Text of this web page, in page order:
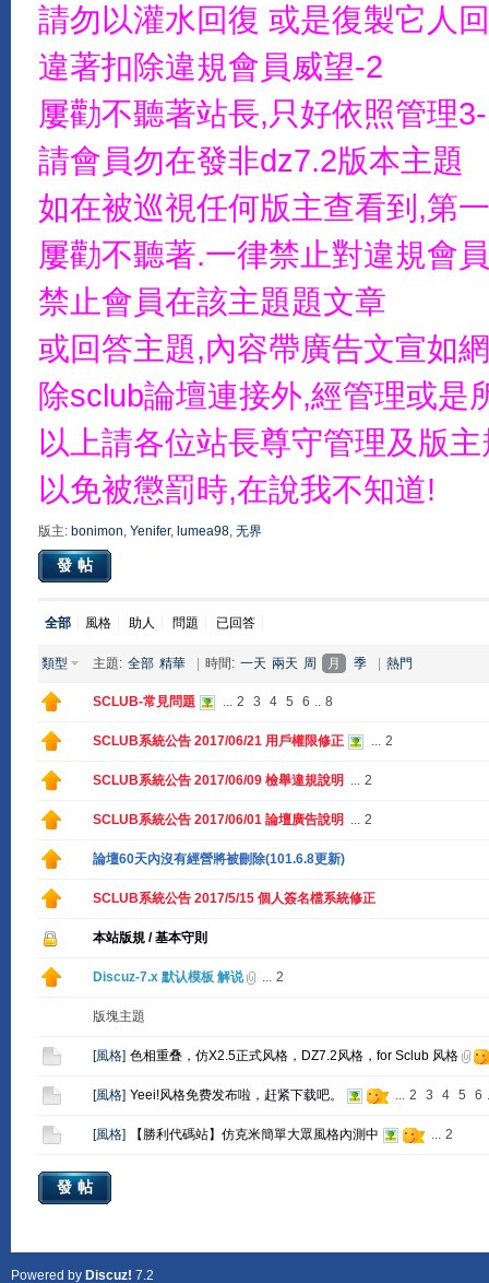
請勿以灌水回復 或是復製它人
違著扣除違規會員威望-2
屢勸不聽著站長,只好依照管理
請會員勿在發非dz7.2版本主題
如在被巡視任何版主查看到,第
屢勸不聽著.一律禁止對違規會
禁止會員在該主題題文章
或回答主題,內容帶廣告文宣如
除sclub論壇連接外,經管理或是
以上請各位站長尊守管理及版
以免被懲罰時,在說我不知道!
版主: bonimon, Yenifer, lumea98, 无界
發帖
全部 風格 助人 問題 已回答
類型 主題: 全部 精華 時間: 一天 兩天 周 月 季 熱門
SCLUB-常見問題 ... 2 3 4 5 6 .. 8
SCLUB系統公告 2017/06/21 用戶權限修正 ... 2
SCLUB系統公告 2017/06/09 檢舉違規說明 ... 2
SCLUB系統公告 2017/06/01 論壇廣告說明 ... 2
論壇60天內沒有經營將被刪除(101.6.8更新)
SCLUB系統公告 2017/5/15 個人簽名檔系統修正
本站版規 / 基本守則
Discuz-7.x 默认模板 解说 ... 2
版塊主題
[風格] 色相重叠，仿X2.5正式风格，DZ7.2风格，for Sclub 风格
[風格] Yeei!风格免费发布啦，赶紧下载吧。 ... 2 3 4 5 6
[風格] 【勝利代碼站】仿克米簡單大眾風格內測中 ... 2
發帖
Powered by Discuz! 7.2